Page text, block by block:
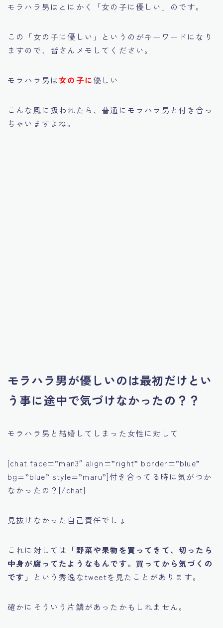
モラハラ男はとにかく「女の子に優しい」のです。
この「女の子に優しい」というのがキーワードになり
ますので、皆さんメモしてください。
モラハラ男は女の子に優しい
こんな風に扱われたら、普通にモラハラ男と付き合っ
ちゃいますよね。
モラハラ男が優しいのは最初だけとい
う事に途中で気づけなかったの？？
モラハラ男と結婚してしまった女性に対して
[chat face=”man3″ align=”right” border=”blue”
bg=”blue” style=”maru”]付き合ってる時に気がつか
なかったの？[/chat]
見抜けなかった自己責任でしょ
これに対しては 「野菜や果物を買ってきて、切ったら
中身が腐ってたようなもんです。買ってから気づくの
です」
という秀逸なtweetを見たことがあります。
確かにそういう片鱗があったかもしれません。